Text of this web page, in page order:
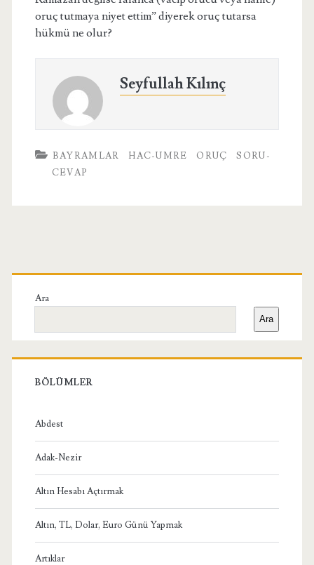
oruç tutmaya niyet ettim” diyerek oruç tutarsa
hükmü ne olur?
Seyfullah Kılınç
BAYRAMLAR HAC-UMRE ORUÇ
SORU-
CEVAP
Birincil
Yan
Menü
Ara
Ara
BÖLÜMLER
Abdest
Adak-Nezir
Altın Hesabı Açtırmak
Altın, TL, Dolar, Euro Günü Yapmak
Artıklar